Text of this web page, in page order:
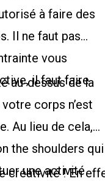
à faire des
Il ne faut pas
vous
il faut faire
au-dessus de la
corps n’est
Au lieu de cela,
the shoulders qui
une activité
créativité ! En